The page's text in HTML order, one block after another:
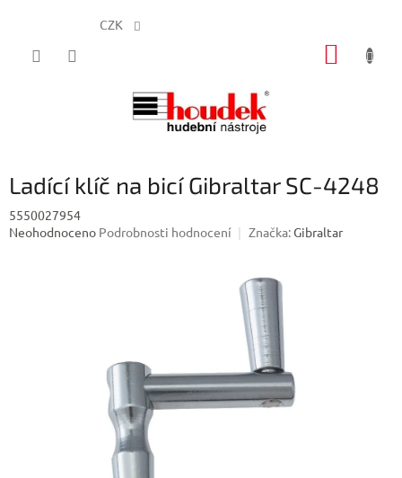
CZK
Ladící klíč na bicí Gibraltar SC-4248
5550027954
Průměrné
Neohodnoceno Podrobnosti hodnocení Značka:Gibraltar